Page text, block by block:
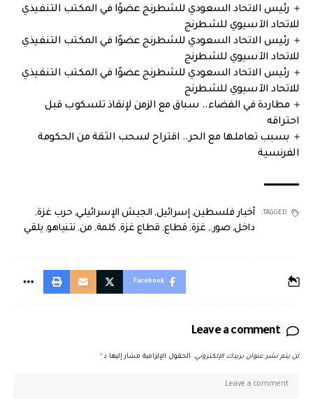
رئيس الاتحاد السعودي للشطرنج عضوًا في المكتب التنفيذي
للاتحاد الآسيوي للشطرنج
رئيس الاتحاد السعودي للشطرنج عضوًا في المكتب التنفيذي
للاتحاد الآسيوي للشطرنج
رئيس الاتحاد السعودي للشطرنج عضوًا في المكتب التنفيذي
للاتحاد الآسيوي للشطرنج
مطاردة في الفضاء.. سباق مع الزمن لإنقاذ تلسكوب قبل
احتراقه
بسبب تعاملها مع الحر.. اقتراح لسحب الثقة من الحكومة
الفرنسية
TAGGED: أخبار فلسطين, إسرائيل, الجيش الإسرائيلي, حرب غزة,
داخل, صور., غزة, قطاع, قطاع غزة, كلمة, من, نتنياهو, يلقي
Facebook
Leave a comment
لن يتم نشر عنوان بريدك الإلكتروني. الحقول الإلزامية مشار إليها بـ *